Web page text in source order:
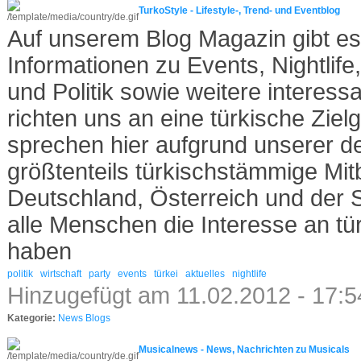
TurkoStyle - Lifestyle-, Trend- und Eventblog
Auf unserem Blog Magazin gibt
Informationen zu Events,
und Politik sowie weitere
richten uns an eine türkische
sprechen hier aufgrund unserer
größtenteils türkischstämmige
Deutschland, Österreich und der
alle Menschen die Interesse an
haben
politik wirtschaft party events türkei aktuelles nightlife
Hinzugefügt am 11.02.2012 -
Kategorie: News Blogs
Musicalnews - News, Nachrichten zu Musicals